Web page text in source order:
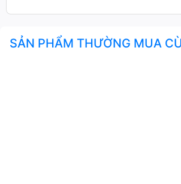
SẢN PHẨM THƯỜNG MUA